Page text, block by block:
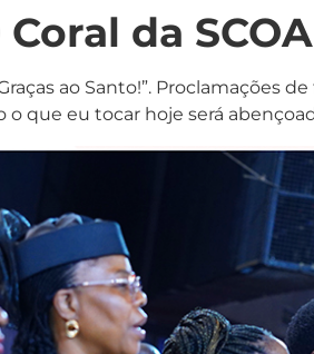
da
ao Santo!”. Proclamações de
que eu tocar hoje será